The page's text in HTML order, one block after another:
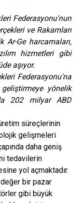
Federasyonu'nun
ve Rakamları
Ge harcamaları,
hizmetleri gibi
aşıyor.
Federasyonu'na
yönelik
202 milyar ABD
süreçlerinin
gelişmeleri
daha geniş
tedavilerin
yol açmaktadır.
bir pazar
gibi büyük